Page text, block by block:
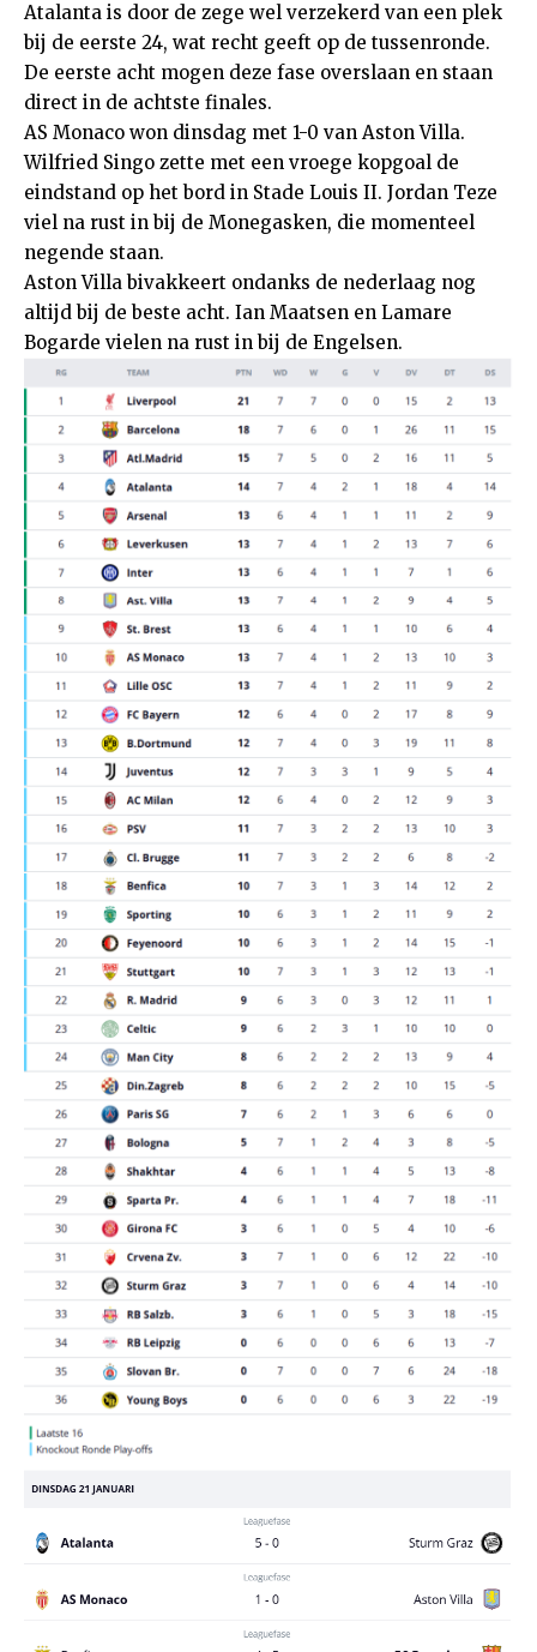
Atalanta is door de zege wel verzekerd van een plek
bij de eerste 24, wat recht geeft op de tussenronde.
De eerste acht mogen deze fase overslaan en staan
direct in de achtste finales.
AS Monaco won dinsdag met 1-0 van Aston Villa.
Wilfried Singo zette met een vroege kopgoal de
eindstand op het bord in Stade Louis II. Jordan Teze
viel na rust in bij de Monegasken, die momenteel
negende staan.
Aston Villa bivakkeert ondanks de nederlaag nog
altijd bij de beste acht. Ian Maatsen en Lamare
Bogarde vielen na rust in bij de Engelsen.